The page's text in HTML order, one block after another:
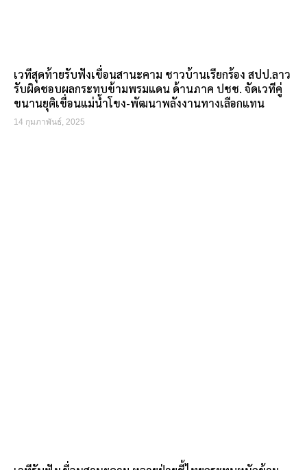
เวทีสุดท้ายรับฟังเขื่อนสานะคาม ชาวบ้านเรียกร้อง สปป.ลาว
รับผิดชอบผลกระทบข้ามพรมแดน ด้านภาค ปชช. จัดเวทีคู่
ขนานยุติเขื่อนแม่น้ำโขง-พัฒนาพลังงานทางเลือกแทน
14 กุมภาพันธ์, 2025